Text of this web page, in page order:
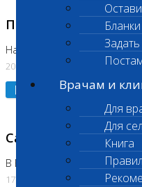
Врачам и
Для
Для
Книга
Приостановлено
На Нагорной
20.07.2026
Подробнее
Санитарный день
В Бутово
17.07.2026